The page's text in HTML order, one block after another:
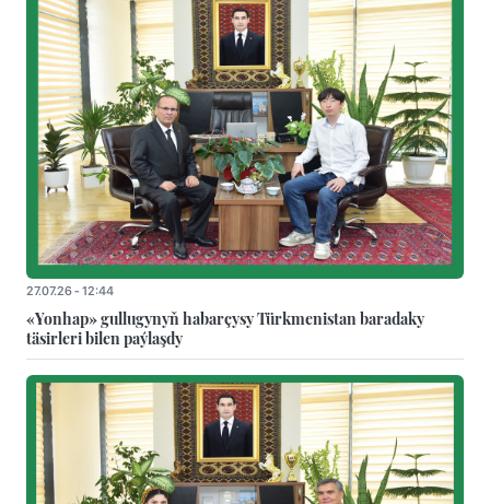
27.07.26 - 12:44
«Yonhap» gullugynyň habarçysy Türkmenistan baradaky
täsirleri bilen paýlaşdy